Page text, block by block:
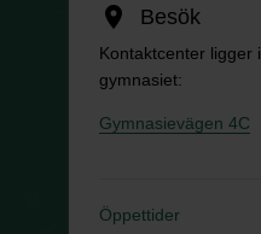
location_on Besök
Kontaktcenter ligger
gymnasiet:
Gymnasievägen 4C
Öppettider